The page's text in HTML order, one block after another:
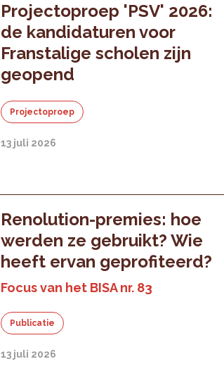
Projectoproep 'PSV' 2026:
de kandidaturen voor
Franstalige scholen zijn
geopend
Projectoproep
13 juli 2026
Renolution-premies: hoe
werden ze gebruikt? Wie
heeft ervan geprofiteerd?
Focus van het BISA nr. 83
Publicatie
13 juli 2026